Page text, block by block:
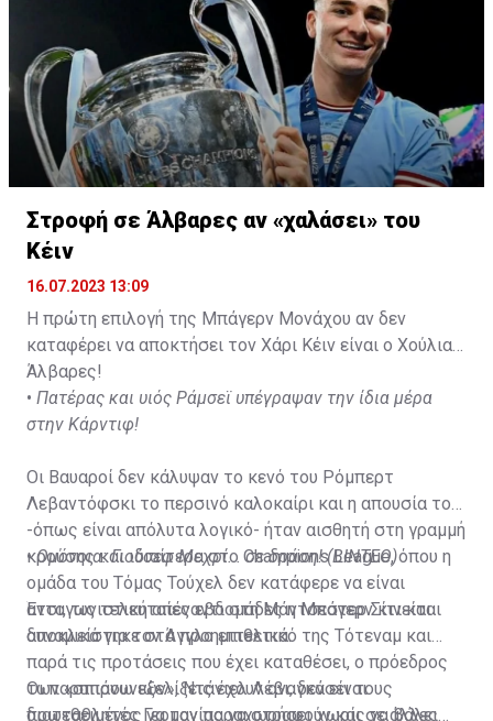
Στροφή σε Άλβαρες αν «χαλάσει» του
Κέιν
16.07.2023 13:09
Η πρώτη επιλογή της Μπάγερν Μονάχου αν δεν
καταφέρει να αποκτήσει τον Χάρι Κέιν είναι ο Χούλιαν
Άλβαρες!
• Πατέρας και υιός Ράμσεϊ υπέγραψαν την ίδια μέρα
στην Κάρντιφ!
Οι Βαυαροί δεν κάλυψαν το κενό του Ρόμπερτ
Λεβαντόφσκι το περσινό καλοκαίρι και η απουσία του
-όπως είναι απόλυτα λογικό- ήταν αισθητή στη γραμμή
κρούσης και ιδιαίτερα στο Champions League, όπου η
ομάδα του Τόμας Τούχελ δεν κατάφερε να είναι
ανταγωνιστική απέναντι στη Μάντσεστερ Σίτι και
αποκλείστηκε στα προημιτελικά.
•Ομόνοια: Γιούσεφ Μεχρί... σε δράση! (ΒΙΝΤΕΟ)
Έτσι, τις τελευταίες εβδομάδες η Μπάγερν κινείται
δυναμικά για τον Άγγλο επιθετικό της Τότεναμ και
παρά τις προτάσεις που έχει καταθέσει, ο πρόεδρος
των «σπιρουνιών», Ντάνιελ Λέβι, δεν είναι
διατεθειμένος να τον παραχωρήσει χωρίς να βάλει
Οι παραπάνω εξελίξεις έχουν αναγκάσει τους
πρωταθλητές Γερμανίας να στραφούν και σε άλλες